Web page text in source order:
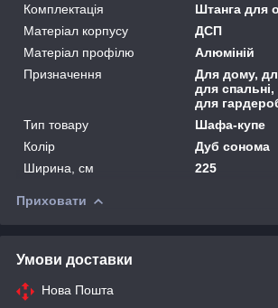
Комплектація
Штанга для
Матеріал корпусу
ДСП
Матеріал профілю
Алюміній
Призначення
Для дому,
для спальні,
для
Тип товару
Шафа-купе
Колір
Дуб сонома
Ширина, см
225
Приховати
Умови доставки
Нова Пошта